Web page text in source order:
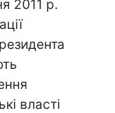
2011 р.
власті